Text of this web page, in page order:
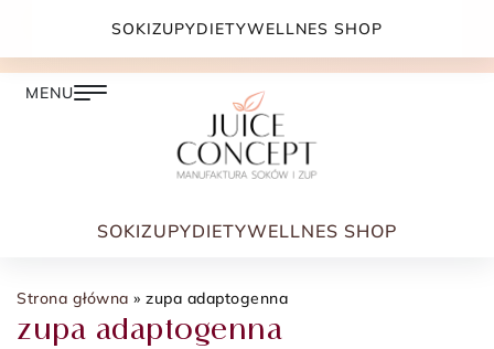
DARMOWA DOSTAWA PRZY ZAMÓWIENIU JUŻ OD
SOKIZUPYDIETYWELLNES SHOP
Strona główna » zupa adaptogenna
zupa adaptogenna
SOKIZUPYDIETYWELLNES SHOP